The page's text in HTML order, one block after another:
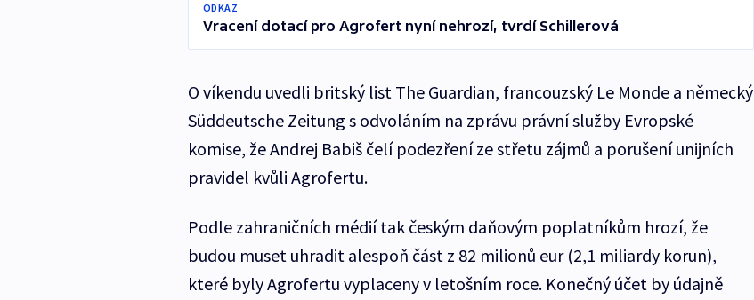
ODKAZ
Vracení dotací pro Agrofert nyní nehrozí, tvrdí Schillerová
O víkendu uvedli britský list The Guardian, francouzský Le Monde a německý
Süddeutsche Zeitung s odvoláním na zprávu právní služby Evropské
komise, že Andrej Babiš čelí podezření ze střetu zájmů a porušení unijních
pravidel kvůli Agrofertu.
Podle zahraničních médií tak českým daňovým poplatníkům hrozí, že
budou muset uhradit alespoň část z 82 milionů eur (2,1 miliardy korun),
které byly Agrofertu vyplaceny v letošním roce. Konečný účet by údajně